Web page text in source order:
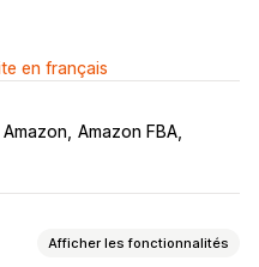
en français
Amazon Amazon FBA
Afficher les fonctionnalités